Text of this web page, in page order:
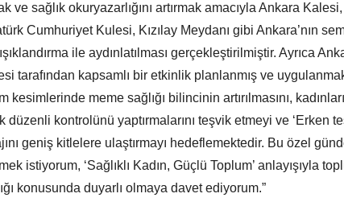
ve sağlık okuryazarlığını artırmak amacıyla Ankara
Cumhuriyet Kulesi, Kızılay Meydanı gibi Ankara’nın
ile aydınlatılması gerçekleştirilmiştir. Ayrıca
tarafından kapsamlı bir etkinlik planlanmış ve
kesimlerinde meme sağlığı bilincinin artırılmasını,
düzenli kontrolünü yaptırmalarını teşvik etmeyi ve ‘Erken
geniş kitlelere ulaştırmayı hedeflemektedir. Bu özel
istiyorum, ‘Sağlıklı Kadın, Güçlü Toplum’ anlayışıyla
konusunda duyarlı olmaya davet ediyorum.”